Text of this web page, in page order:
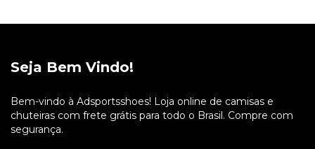
Seja Bem Vindo!
Bem-vindo à Adsportsshoes! Loja online de camisas e
chuteiras com frete grátis para todo o Brasil. Compre com
segurança.